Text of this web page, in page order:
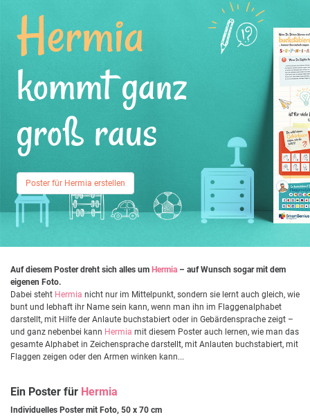
Hermia
kommt ganz
groß raus
Poster für Hermia erstellen
Auf diesem Poster dreht sich alles um Hermia – auf Wunsch sogar mit dem
eigenen Foto.
Dabei steht Hermia nicht nur im Mittelpunkt, sondern sie lernt auch gleich, wie
bunt und lebhaft ihr Name sein kann, wenn man ihn im Flaggenalphabet
darstellt, mit Hilfe der Anlaute buchstabiert oder in Gebärdensprache zeigt –
und ganz nebenbei kann Hermia mit diesem Poster auch lernen, wie man das
gesamte Alphabet in Zeichensprache darstellt, mit Anlauten buchstabiert, mit
Flaggen zeigen oder den Armen winken kann...
Ein Poster für Hermia
Individuelles Poster mit Foto, 50 x 70 cm